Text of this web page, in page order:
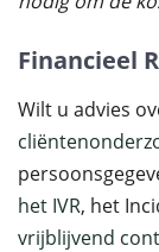
Financieel
Wilt u advies
het IVR, het
vrijblijvend